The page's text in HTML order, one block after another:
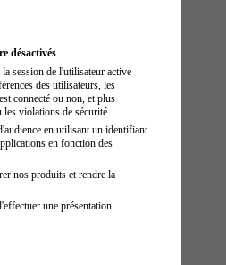
désactivés.
session de l'utilisateur active
des utilisateurs, les
connecté ou non, et plus
violations de sécurité.
en utilisant un identifiant
en fonction des
nos produits et rendre la
une présentation